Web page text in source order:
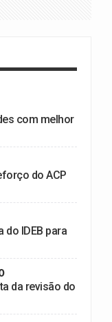
com melhor
do ACP
do IDEB para
da revisão do